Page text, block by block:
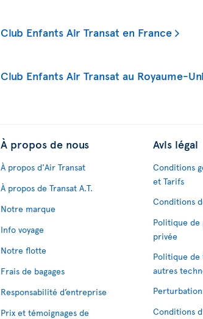
Club Enfants Air Transat en France
Club Enfants Air Transat au Royaume-Uni
À propos de nous
À propos d'Air Transat
À propos de Transat A.T.
Notre marque
Info voyage
Notre flotte
Frais de bagages
Responsabilité d’entreprise
Prix et témoignages de
Avis légal
Conditions
et Tarifs
Conditions
Politique
privée
Politique
autres
Conditions